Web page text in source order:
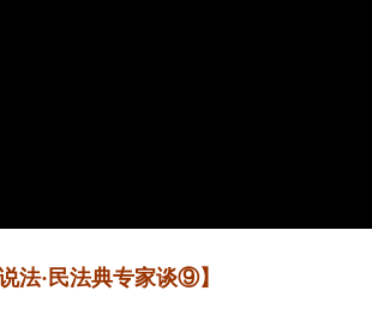
法·民法典专家谈⑨】